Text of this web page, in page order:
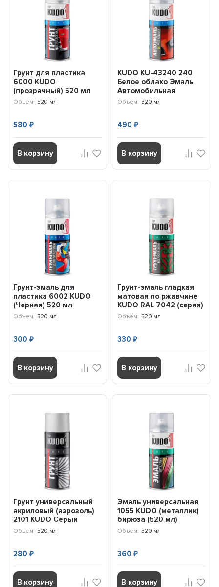
Грунт для пластика
6000 KUDO
(прозрачный) 520 мл
KU6000
Объем: 520 мл
580₽
В корзину
KUDO KU-43240 240
Белое облако Эмаль
Автомобильная
(аэрозоль) (520 мл)
Объем: 520 мл
490 ₽
В корзину
Грунт-эмаль для
пластика 6002 KUDO
(Черная) 520 мл
KU6002
Объем: 520 мл
300₽
В корзину
Грунт-эмаль гладкая
матовая по ржавчине
KUDO RAL 7042 (серая)
(520 мл) KU317042
Объем: 520 мл
330 ₽
В корзину
Грунт универсальный
акриловый (аэрозоль)
2101 KUDO Серый
KU2101
Объем: 520 мл
280₽
В корзину
Эмаль универсальная
1055 KUDO (металлик)
бирюза (520 мл)
KU1055
Объем: 520 мл
360 ₽
В корзину